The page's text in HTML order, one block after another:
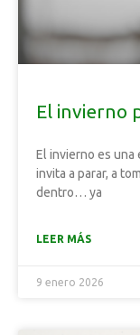
El invierno
El invierno es
invita a parar, a
dentro… ya
LEER MÁS
9 enero 2026